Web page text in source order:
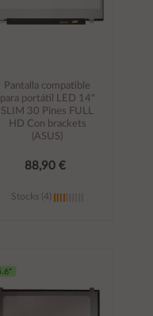
Pantalla compatible
para portátil LED 14"
SLIM 30 Pines FULL
HD Con brackets
(ASUS)
88,90 €
Stocks (4)